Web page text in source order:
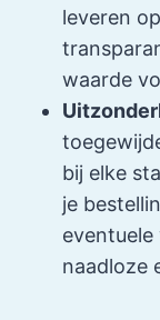
leveren
waarde
bij elke
je
naadloze